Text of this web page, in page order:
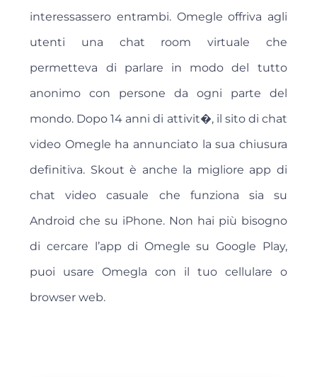
interessassero entrambi. Omegle offriva agli
utenti una chat room virtuale che
permetteva di parlare in modo del tutto
anonimo con persone da ogni parte del
mondo. Dopo 14 anni di attivit�, il sito di chat
video Omegle ha annunciato la sua chiusura
definitiva. Skout è anche la migliore app di
chat video casuale che funziona sia su
Android che su iPhone. Non hai più bisogno
di cercare l’app di Omegle su Google Play,
puoi usare Omegla con il tuo cellulare o
browser web.